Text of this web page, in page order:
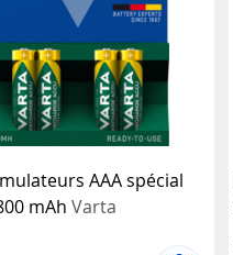
AAA spécial
mAhVarta